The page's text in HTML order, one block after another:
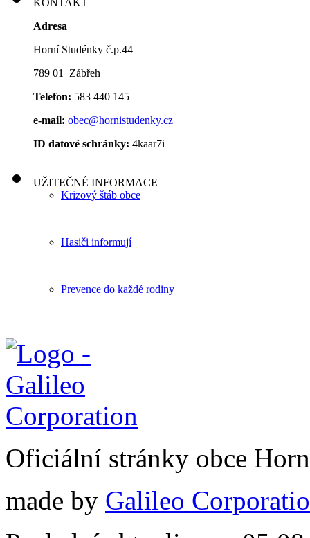
KONTAKT
Adresa
Horní Studénky č.p.44
789 01 Zábřeh
Telefon: 583 440 145
e-mail: obec@hornistudenky.cz
ID datové schránky: 4kaar7i
UŽITEČNÉ INFORMACE
Krizový štáb obce
Hasiči informují
Prevence do každé rodiny
Oficiální stránky obce
made by Galileo